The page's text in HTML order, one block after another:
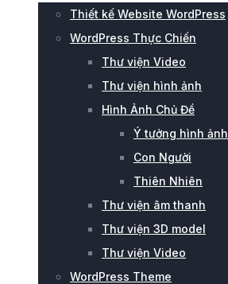
Thiết kế Website WordPress
WordPress Thực Chiến
Thư viện Video
Thư viện hình ảnh
Hình Ảnh Chủ Đề
Ý tưởng hình ảnh
Con Người
Thiên Nhiên
Thư viện âm thanh
Thư viện 3D model
Thư viện Video
WordPress Theme